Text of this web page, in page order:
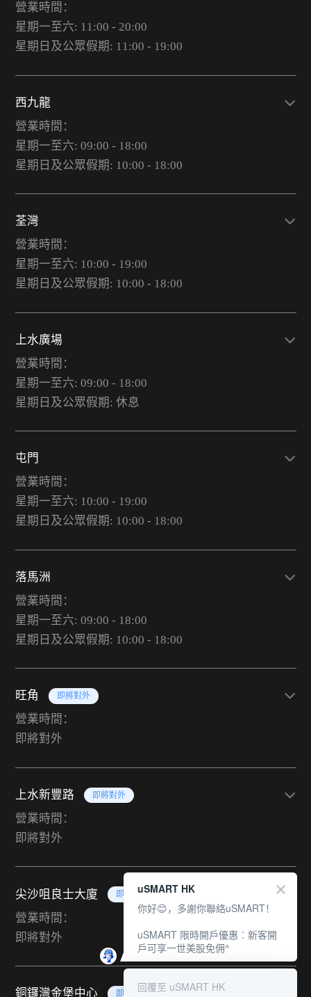
營業時間：
星期一至六: 11:00 - 20:00
星期日及公眾假期: 11:00 - 19:00
西九龍
營業時間：
星期一至六: 09:00 - 18:00
星期日及公眾假期: 10:00 - 18:00
荃灣
營業時間：
星期一至六: 10:00 - 19:00
星期日及公眾假期: 10:00 - 18:00
上水廣場
營業時間：
星期一至六: 09:00 - 18:00
星期日及公眾假期: 休息
屯門
營業時間：
星期一至六: 10:00 - 19:00
星期日及公眾假期: 10:00 - 18:00
落馬洲
營業時間：
星期一至六: 09:00 - 18:00
星期日及公眾假期: 10:00 - 18:00
旺角 即將對外
營業時間：
即將對外
上水新豐路 即將對外
營業時間：
即將對外
尖沙咀良士大廈 即將對外
營業時間：
即將對外
銅鑼灣金堡中心 即將對外
uSMART HK
你好😊，多謝你聯絡uSMART！
uSMART 限時開戶優惠︰新客開
戶可享一世美股免佣^
回覆至 uSMART HK